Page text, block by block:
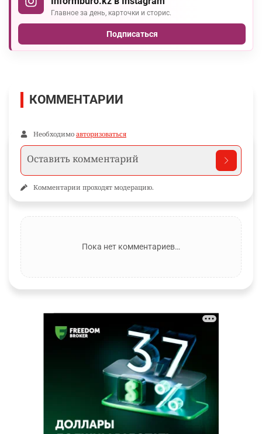
Главное за день, карточки и сторис.
Подписаться
КОММЕНТАРИИ
Необходимо авторизоваться
Комментарии проходят модерацию.
Пока нет комментариев…